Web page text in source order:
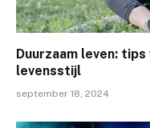
Duurzaam leven:
levensstijl
september 18, 2024